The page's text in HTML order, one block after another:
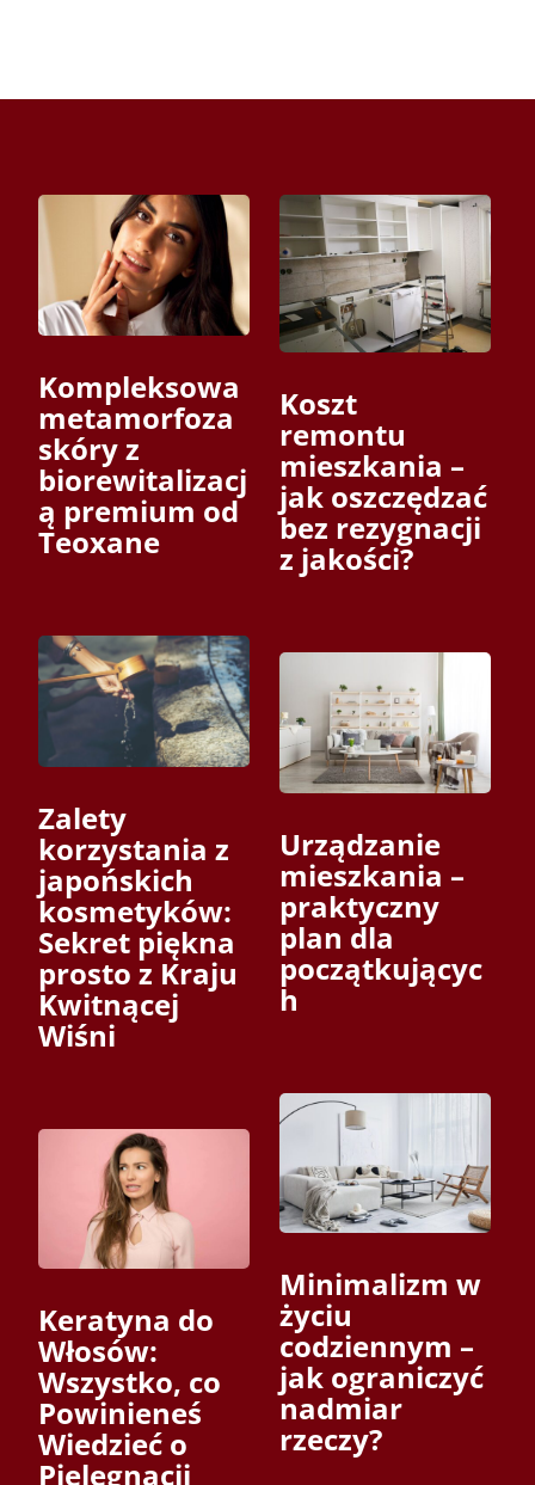
Kompleksowa
metamorfoza
skóry z
biorewitalizacj
ą premium od
Teoxane
Zalety
korzystania z
japońskich
kosmetyków:
Sekret piękna
prosto z Kraju
Kwitnącej
Wiśni
Keratyna do
Włosów:
Wszystko, co
Powinieneś
Wiedzieć o
Pielęgnacji
Koszt
remontu
mieszkania –
jak oszczędzać
bez rezygnacji
z jakości?
Urządzanie
mieszkania –
praktyczny
plan dla
początkującyc
h
Minimalizm w
życiu
codziennym –
jak ograniczyć
nadmiar
rzeczy?